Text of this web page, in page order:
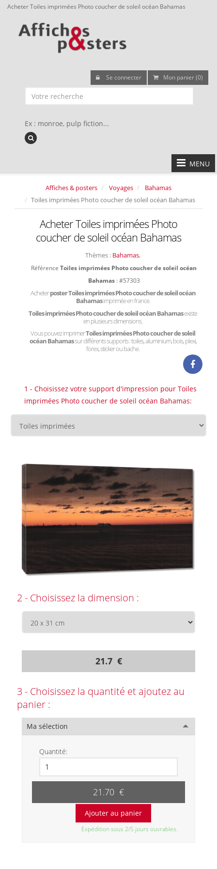
Acheter Toiles imprimées Photo coucher de soleil océan Bahamas
Se connecter Mon panier (0)
Ex : monroe, pulp fiction...
MENU
Affiches & posters Voyages
Bahamas
Toiles imprimées Photo coucher de soleil océan Bahamas
Acheter Toiles imprimées Photo
coucher de soleil océan Bahamas
Thèmes : Bahamas,
Référence Toiles imprimées Photo coucher de soleil océan
Bahamas : #57303
Acheterposter Toiles imprimées Photo coucher de soleil océan
Bahamasimprimée en france.
Toiles imprimées Photo coucher de soleil océan Bahamasexiste
en plusieurs dimensions.
Vous pouvez imprimerToiles imprimées Photo coucher de soleil
océan Bahamassur différents supports : toiles, aluminium, bois, plexi,
forex, sticker ou bache.
1 - Choisissez votre support d'impression pour Toiles
imprimées Photo coucher de soleil océan Bahamas:
2 - Choisissez la dimension :
21.7 €
3 - Choisissez la quantité et ajoutez au
panier :
Ma sélection
Quantité:
21.70 €
Expédition sous 2/5 jours ouvrables.